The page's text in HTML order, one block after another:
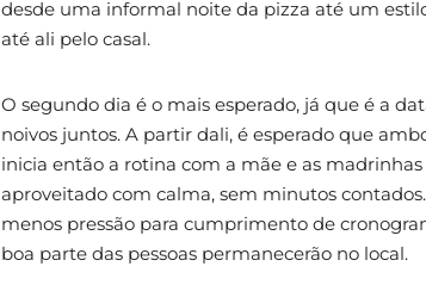
desde uma informal noite da pizza até um
até ali pelo casal.
O segundo dia é o mais esperado, já que é a
noivos juntos. A partir dali, é esperado que
inicia então a rotina com a mãe e as
aproveitado com calma, sem minutos
menos pressão para cumprimento de
boa parte das pessoas permanecerão no local.